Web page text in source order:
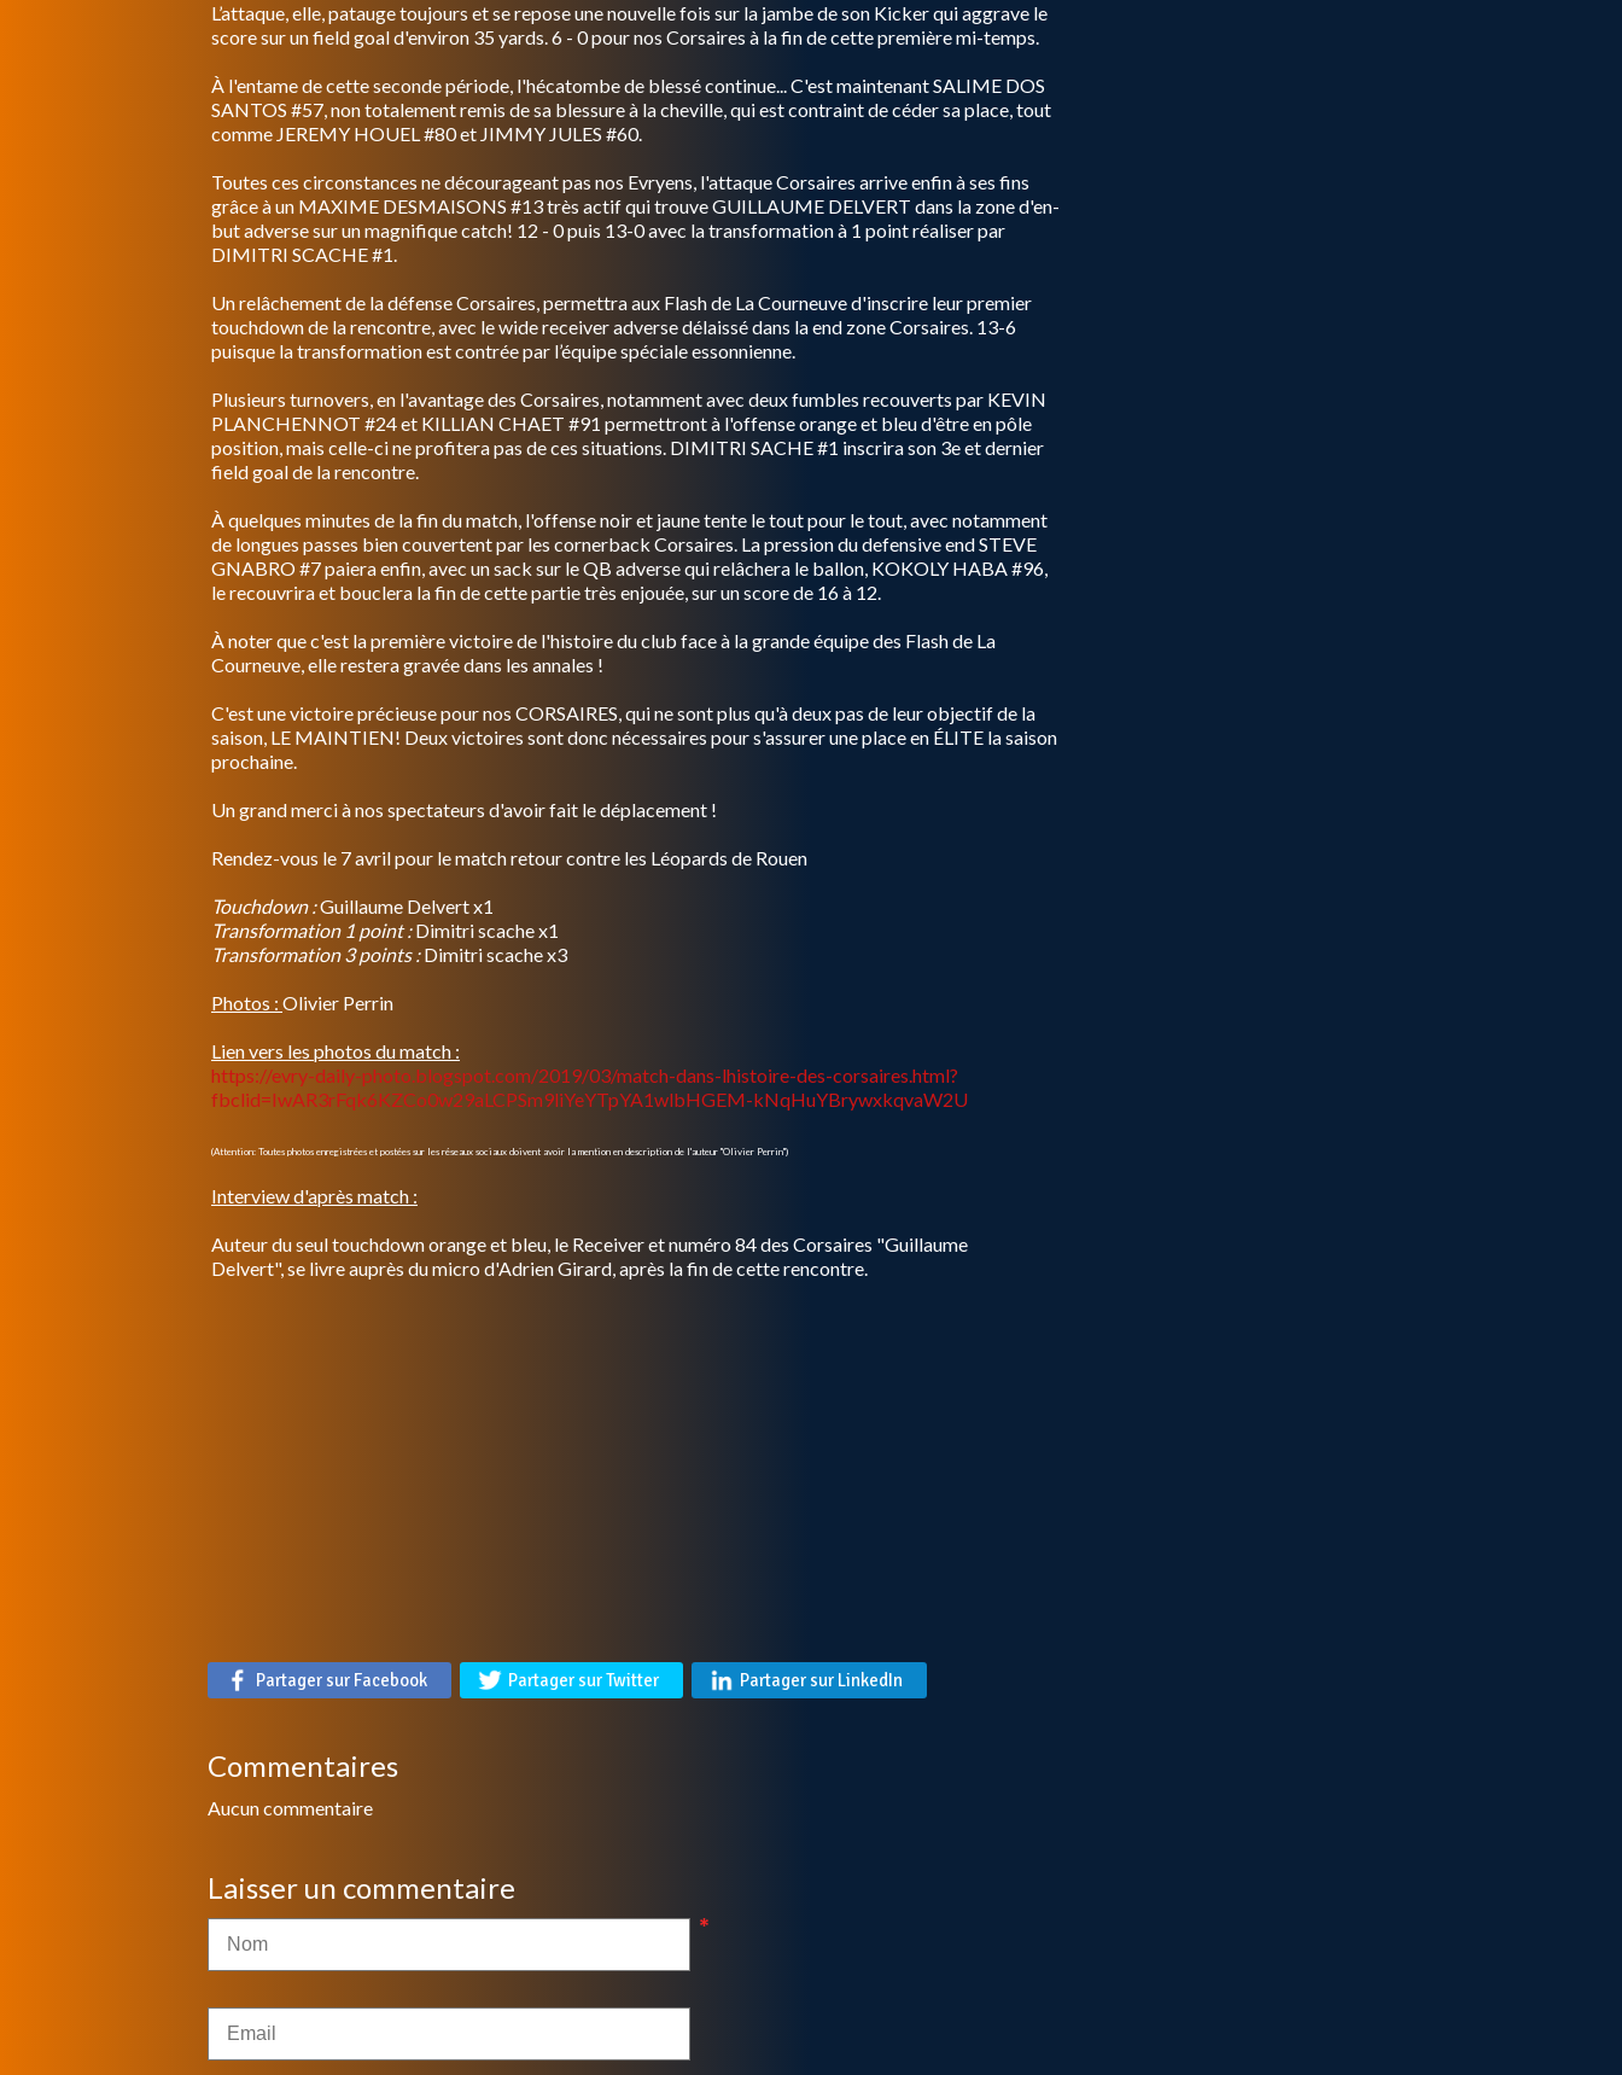
L’attaque, elle, patauge toujours et se repose une nouvelle fois sur la jambe de son Kicker qui aggrave le
score sur un field goal d'environ 35 yards. 6 - 0 pour nos Corsaires à la fin de cette première mi-temps.
À l'entame de cette seconde période, l'hécatombe de blessé continue... C'est maintenant SALIME DOS
SANTOS #57, non totalement remis de sa blessure à la cheville, qui est contraint de céder sa place, tout
comme JEREMY HOUEL #80 et JIMMY JULES #60.
Toutes ces circonstances ne décourageant pas nos Evryens, l'attaque Corsaires arrive enfin à ses fins
grâce à un MAXIME DESMAISONS #13 très actif qui trouve GUILLAUME DELVERT dans la zone d'en-
but adverse sur un magnifique catch! 12 - 0 puis 13-0 avec la transformation à 1 point réaliser par
DIMITRI SCACHE #1.
Un relâchement de la défense Corsaires, permettra aux Flash de La Courneuve d'inscrire leur premier
touchdown de la rencontre, avec le wide receiver adverse délaissé dans la end zone Corsaires. 13-6
puisque la transformation est contrée par l’équipe spéciale essonnienne.
Plusieurs turnovers, en l'avantage des Corsaires, notamment avec deux fumbles recouverts par KEVIN
PLANCHENNOT #24 et KILLIAN CHAET #91 permettront à l'offense orange et bleu d'être en pôle
position, mais celle-ci ne profitera pas de ces situations. DIMITRI SACHE #1 inscrira son 3e et dernier
field goal de la rencontre.
À quelques minutes de la fin du match, l'offense noir et jaune tente le tout pour le tout, avec notamment
de longues passes bien couvertent par les cornerback Corsaires. La pression du defensive end STEVE
GNABRO #7 paiera enfin, avec un sack sur le QB adverse qui relâchera le ballon, KOKOLY HABA #96,
le recouvrira et bouclera la fin de cette partie très enjouée, sur un score de 16 à 12.
À noter que c'est la première victoire de l'histoire du club face à la grande équipe des Flash de La
Courneuve, elle restera gravée dans les annales !
C'est une victoire précieuse pour nos CORSAIRES, qui ne sont plus qu'à deux pas de leur objectif de la
saison, LE MAINTIEN! Deux victoires sont donc nécessaires pour s'assurer une place en ÉLITE la saison
prochaine.
Un grand merci à nos spectateurs d'avoir fait le déplacement !
Rendez-vous le 7 avril pour le match retour contre les Léopards de Rouen
Touchdown :Guillaume Delvert x1
Transformation 1 point :Dimitri scache x1
Transformation 3 points :Dimitri scache x3
Photos : Olivier Perrin
Lien vers les photos du match :
https://evry-daily-photo.blogspot.com/2019/03/match-dans-lhistoire-des-corsaires.html?
fbclid=IwAR3rFqk6KZCo0w29aLCPSm9liYeYTpYA1wlbHGEM-kNqHuYBrywxkqvaW2U
(Attention: Toutes photos enregistrées et postées sur les réseaux sociaux doivent avoir la mention en description de l'auteur "Olivier Perrin")
Interview d'après match :
Auteur du seul touchdown orange et bleu, le Receiver et numéro 84 des Corsaires "Guillaume
Delvert", se livre auprès du micro d'Adrien Girard, après la fin de cette rencontre.
Partager sur Facebook Partager sur Twitter Partager sur LinkedIn
Commentaires
Aucun commentaire
Laisser un commentaire